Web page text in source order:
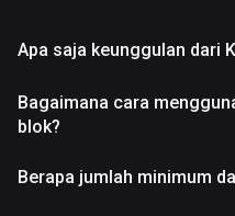
Apa saja keunggulan dari
Bagaimana cara
blok?
Berapa jumlah minimum